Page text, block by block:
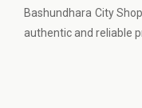
Bashundhara City
authentic and reliable